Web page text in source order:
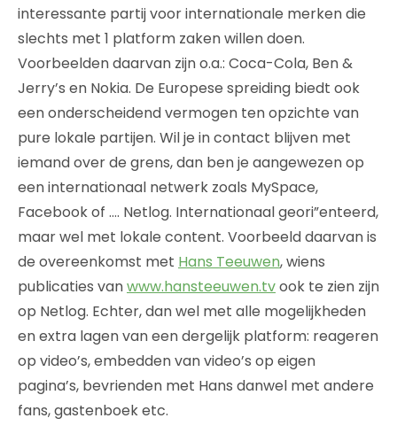
interessante partij voor internationale merken die
slechts met 1 platform zaken willen doen.
Voorbeelden daarvan zijn o.a.: Coca-Cola, Ben &
Jerry’s en Nokia. De Europese spreiding biedt ook
een onderscheidend vermogen ten opzichte van
pure lokale partijen. Wil je in contact blijven met
iemand over de grens, dan ben je aangewezen op
een internationaal netwerk zoals MySpace,
Facebook of …. Netlog. Internationaal geori”enteerd,
maar wel met lokale content. Voorbeeld daarvan is
de overeenkomst met Hans Teeuwen, wiens
publicaties vanwww.hansteeuwen.tvook te zien zijn
op Netlog. Echter, dan wel met alle mogelijkheden
en extra lagen van een dergelijk platform: reageren
op video’s, embedden van video’s op eigen
pagina’s, bevrienden met Hans danwel met andere
fans, gastenboek etc.